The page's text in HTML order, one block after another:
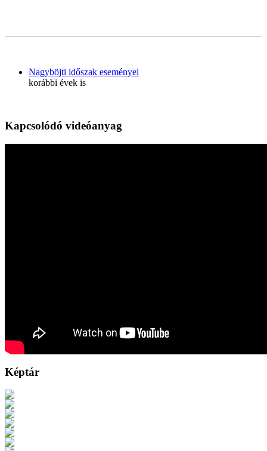
Nagyböjti időszak eseményei
korábbi évek is
Kapcsolódó videóanyag
Képtár